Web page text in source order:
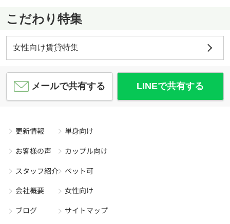
こだわり特集
女性向け賃貸特集
メールで共有する LINEで共有する
更新情報
お客様の声
スタッフ紹介
会社概要
ブログ
単身向け
カップル向け
ペット可
女性向け
サイトマップ